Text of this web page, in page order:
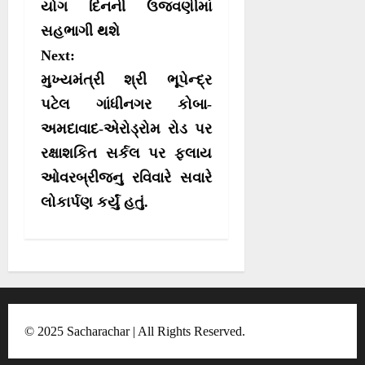
a
v
i
g
a
t
i
o
યોગ દિનની ઉજવણીમાં
સહભાગી થશે
Next:
મુખ્યમંત્રી શ્રી ભૂપેન્દ્ર
પટેલ ગાંધીનગર કોબા-
અમદાવાદ-એરોડ્રોમ રોડ પર
રક્ષાશકિત સર્કલ પર ફલાય
ઓવરબ્રીજનુ રવિવારે સવારે
લોકાર્પણ કર્યું હતું.
© 2025 Sacharachar | All Rights Reserved.